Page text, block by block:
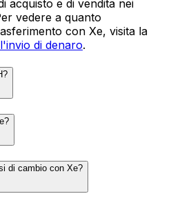
acquisto e di vendita nei
vedere a quanto
con Xe, visita la
di denaro.
di cambio con Xe?